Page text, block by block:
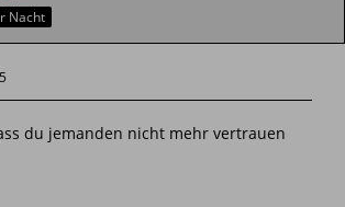
Nacht
du jemanden nicht mehr vertrauen